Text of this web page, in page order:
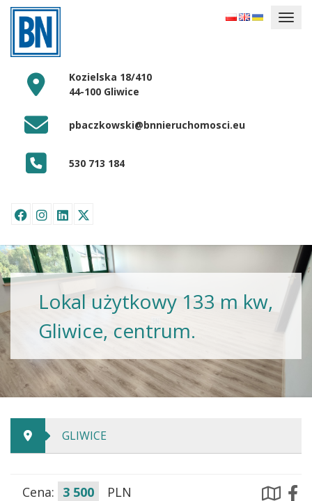
Kozielska 18/410
44-100 Gliwice
pbaczkowski@bnnieruchomosci.eu
530 713 184
Lokal użytkowy 133 m kw,
Gliwice, centrum.
GLIWICE
Cena: 3 500 PLN